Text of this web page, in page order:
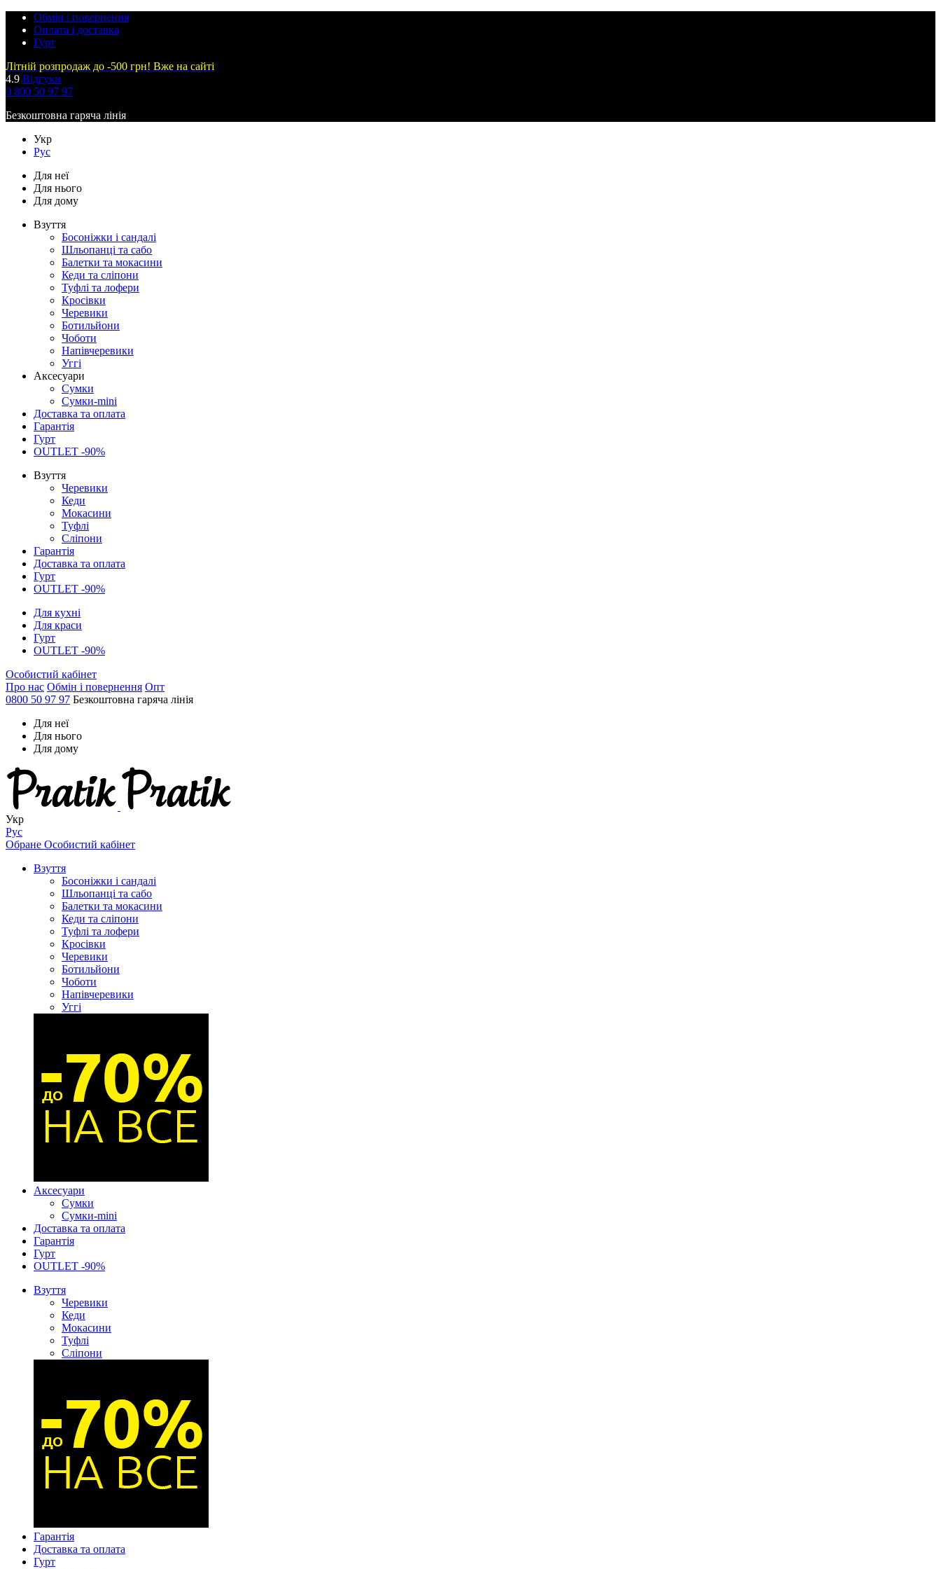
Обмін і повернення
Оплата і доставка
Гурт
Літній розпродаж до -500 грн! Вже на сайті
4.9 Відгуки
0 800 50 97 97
Безкоштовна гаряча лінія
Укр
Рус
Для неї
Для нього
Для дому
Взуття
Босоніжки і сандалі
Шльопанці та сабо
Балетки та мокасини
Кеди та сліпони
Туфлі та лофери
Кросівки
Черевики
Ботильйони
Чоботи
Напівчеревики
Уггі
Аксесуари
Сумки
Сумки-mini
Доставка та оплата
Гарантія
Гурт
OUTLET -90%
Взуття
Черевики
Кеди
Мокасини
Туфлі
Сліпони
Гарантія
Доставка та оплата
Гурт
OUTLET -90%
Для кухні
Для краси
Гурт
OUTLET -90%
Особистий кабінет
Про нас Обмін і повернення Опт
0800 50 97 97 Безкоштовна гаряча лінія
Для неї
Для нього
Для дому
Укр
Рус
Обране Особистий кабінет
Взуття
Босоніжки і сандалі
Шльопанці та сабо
Балетки та мокасини
Кеди та сліпони
Туфлі та лофери
Кросівки
Черевики
Ботильйони
Чоботи
Напівчеревики
Уггі
Аксесуари
Сумки
Сумки-mini
Доставка та оплата
Гарантія
Гурт
OUTLET -90%
Взуття
Черевики
Кеди
Мокасини
Туфлі
Сліпони
Гарантія
Доставка та оплата
Гурт